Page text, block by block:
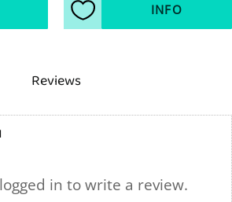
Reviews
Add to favorites
INFO